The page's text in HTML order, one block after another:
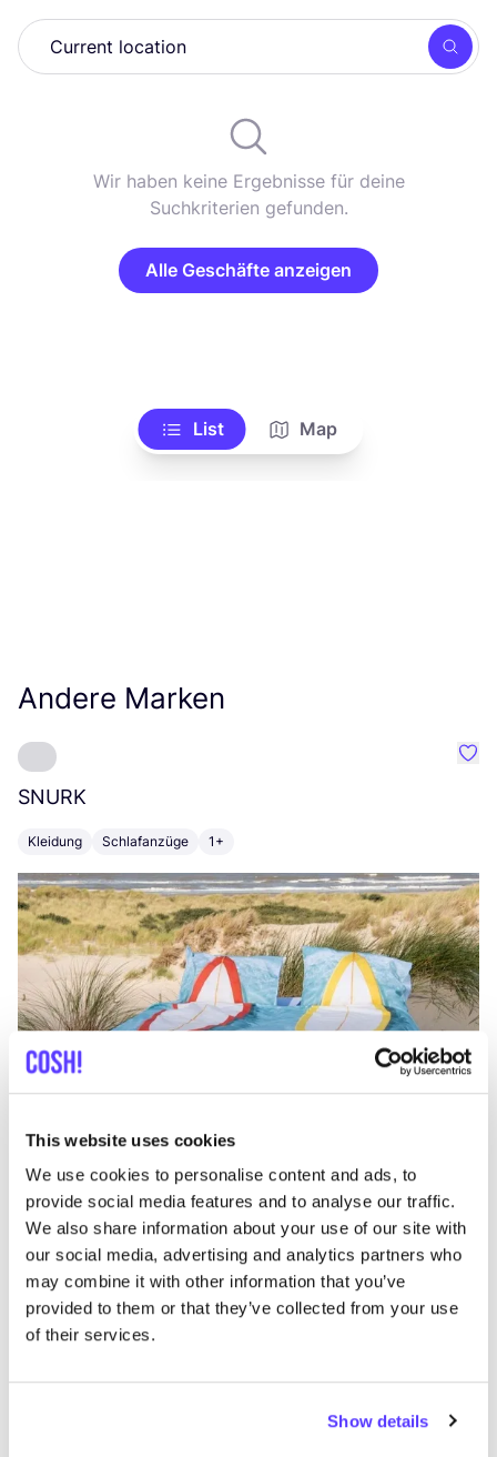
This website uses cookies
We use cookies to personalise content and ads, to
provide social media features and to analyse our traffic.
We also share information about your use of our site with
our social media, advertising and analytics partners who
may combine it with other information that you’ve
provided to them or that they’ve collected from your use
of their services.
Show details
Wir haben keine Ergebnisse für deine
Suchkriterien gefunden.
Alle Geschäfte anzeigen
List Map
Andere Marken
SNURK
Kleidung Schlafanzüge 1+
PreviousNext